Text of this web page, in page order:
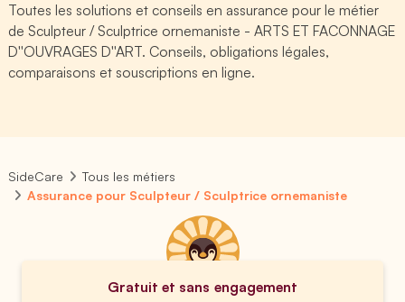
Toutes les solutions et conseils en assurance pour le métier
de Sculpteur / Sculptrice ornemaniste - ARTS ET FACONNAGE
D''OUVRAGES D''ART. Conseils, obligations légales,
comparaisons et souscriptions en ligne.
SideCare
Tous les métiers
Assurance pour Sculpteur / Sculptrice ornemaniste
Gratuit et sans engagement